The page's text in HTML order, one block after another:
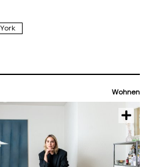
Wohnen